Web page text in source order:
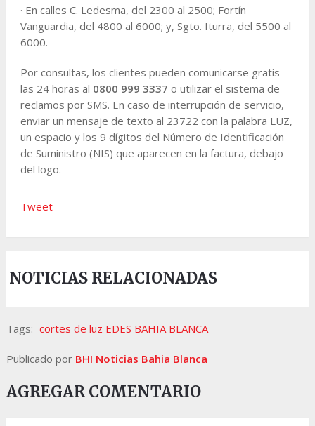
· En calles C. Ledesma, del 2300 al 2500; Fortín
Vanguardia, del 4800 al 6000; y, Sgto. Iturra, del 5500 al
6000.
Por consultas, los clientes pueden comunicarse gratis
las 24 horas al 0800 999 3337 o utilizar el sistema de
reclamos por SMS. En caso de interrupción de servicio,
enviar un mensaje de texto al 23722 con la palabra LUZ,
un espacio y los 9 dígitos del Número de Identificación
de Suministro (NIS) que aparecen en la factura, debajo
del logo.
Tweet
NOTICIAS RELACIONADAS
Tags: cortes de luz EDES BAHIA BLANCA
Publicado por BHI Noticias Bahia Blanca
AGREGAR COMENTARIO